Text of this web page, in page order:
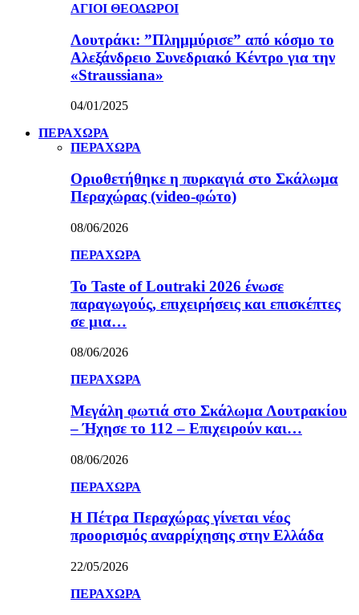
ΑΓΙΟΙ ΘΕΟΔΩΡΟΙ
Λουτράκι: ”Πλημμύρισε” από κόσμο το
Αλεξάνδρειο Συνεδριακό Κέντρο για την
«Straussiana»
04/01/2025
ΠΕΡΑΧΩΡΑ
ΠΕΡΑΧΩΡΑ
Οριοθετήθηκε η πυρκαγιά στο Σκάλωμα
Περαχώρας (video-φώτο)
08/06/2026
ΠΕΡΑΧΩΡΑ
Το Taste of Loutraki 2026 ένωσε
παραγωγούς, επιχειρήσεις και επισκέπτες
σε μια…
08/06/2026
ΠΕΡΑΧΩΡΑ
Μεγάλη φωτιά στο Σκάλωμα Λουτρακίου
– Ήχησε το 112 – Επιχειρούν και…
08/06/2026
ΠΕΡΑΧΩΡΑ
Η Πέτρα Περαχώρας γίνεται νέος
προορισμός αναρρίχησης στην Ελλάδα
22/05/2026
ΠΕΡΑΧΩΡΑ